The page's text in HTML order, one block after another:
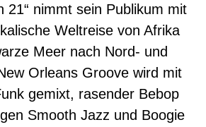
21“ nimmt sein Publikum mit
Weltreise von Afrika
Meer nach Nord- und
Orleans Groove wird mit
gemixt, rasender Bebop
Smooth Jazz und Boogie